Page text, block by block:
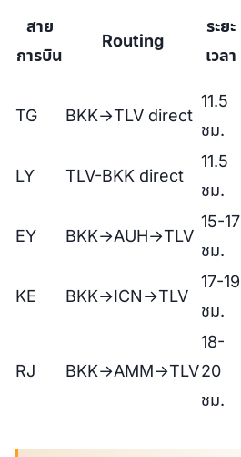
สาย
การบิน
Routing
ระยะ
เวลา
TG BKK→TLV direct
11.5
ชม.
LY TLV-BKK direct
11.5
ชม.
EY BKK→AUH→TLV
15-17
ชม.
KE BKK→ICN→TLV
17-19
ชม.
RJ BKK→AMM→TLV
18-
20
ชม.